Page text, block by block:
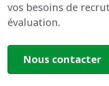
vos besoins de
évaluation.
Nous contacter